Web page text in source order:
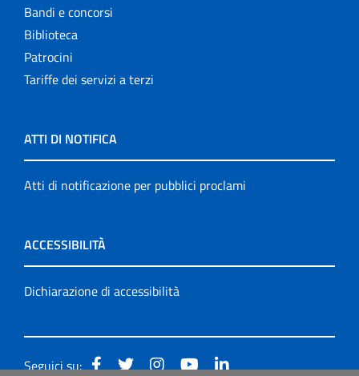
Bandi e concorsi
Biblioteca
Patrocini
Tariffe dei servizi a terzi
ATTI DI NOTIFICA
Atti di notificazione per pubblici proclami
ACCESSIBILITÀ
Dichiarazione di accessibilità
Seguici su: